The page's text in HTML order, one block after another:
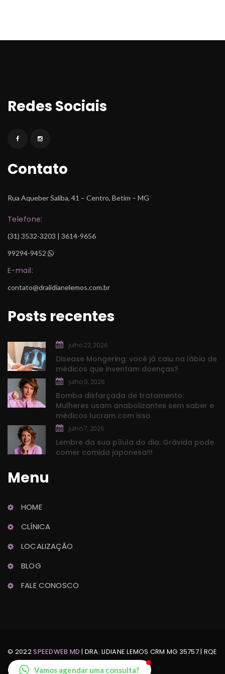
Redes Sociai
Contato
Rua Aqueber Saliba, 41 – Centro, Betim – MG
Telefone:
(31) 3532-3203 | 3614-9656
99294-9452
E-mail:
contato@dralidianelemos.com.br
Posts recente
julho 22, 2026
Disease Mongering: você já caiu na lábia de
médicos que inventam doenças?
julho 9, 2026
Bomba disfarçada de tratamento:
Mulheres usam anabolizantes sem saber e
médicos lucram com isso
julho 7, 2026
Lembre da sua pílula do dia: Grávida pode
comer comida japonesa!!!
Menu
HOME
CLÍNICA
LOCALIZAÇÃO
BLOG
FALE CONOSCO
Vamos agendar uma consulta?
© 2022 SPEEDWEB MD | DRA. LIDIANE LEMOS CRM MG 35757 | RQE
Nº: 24888